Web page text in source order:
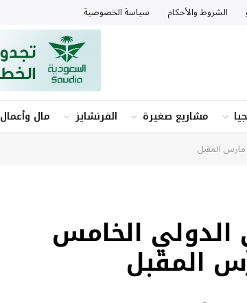
الشروط والأحكام سياسة الخصوصية
مشاريع صغيرة الفرنشايز مال وأعمال
الدولي الخامس